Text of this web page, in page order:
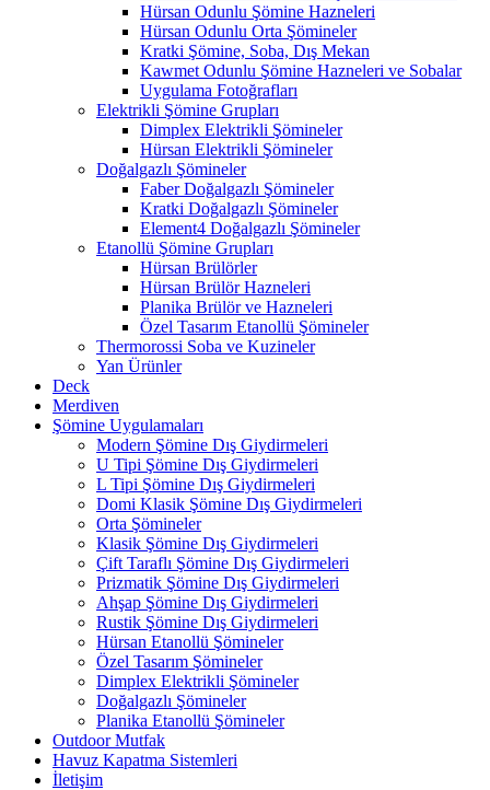
Hürsan Odunlu Şömine Hazneleri
Hürsan Odunlu Orta Şömineler
Kratki Şömine, Soba, Dış Mekan
Kawmet Odunlu Şömine Hazneleri ve Sobalar
Uygulama Fotoğrafları
Elektrikli Şömine Grupları
Dimplex Elektrikli Şömineler
Hürsan Elektrikli Şömineler
Doğalgazlı Şömineler
Faber Doğalgazlı Şömineler
Kratki Doğalgazlı Şömineler
Element4 Doğalgazlı Şömineler
Etanollü Şömine Grupları
Hürsan Brülörler
Hürsan Brülör Hazneleri
Planika Brülör ve Hazneleri
Özel Tasarım Etanollü Şömineler
Thermorossi Soba ve Kuzineler
Yan Ürünler
Deck
Merdiven
Şömine Uygulamaları
Modern Şömine Dış Giydirmeleri
U Tipi Şömine Dış Giydirmeleri
L Tipi Şömine Dış Giydirmeleri
Domi Klasik Şömine Dış Giydirmeleri
Orta Şömineler
Klasik Şömine Dış Giydirmeleri
Çift Taraflı Şömine Dış Giydirmeleri
Prizmatik Şömine Dış Giydirmeleri
Ahşap Şömine Dış Giydirmeleri
Rustik Şömine Dış Giydirmeleri
Hürsan Etanollü Şömineler
Özel Tasarım Şömineler
Dimplex Elektrikli Şömineler
Doğalgazlı Şömineler
Planika Etanollü Şömineler
Outdoor Mutfak
Havuz Kapatma Sistemleri
İletişim